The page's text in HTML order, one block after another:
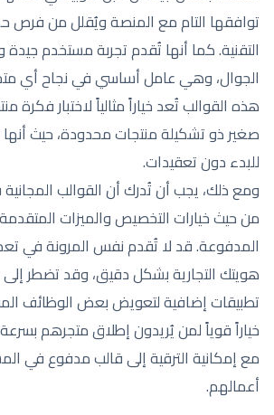
توافقها التام مع المنصة ويُقلل من فرص
التقنية. كما أنها تُقدم تجربة مستخدم
الجوال، وهي عامل أساسي في نجاح أي
هذه القوالب تُعد خياراً مثالياً لاختبار فكرة
صغير ذو تشكيلة منتجات محدودة، حيث
للبدء دون تعقيدات.
ومع ذلك، يجب أن تُدرك أن القوالب
من حيث خيارات التخصيص والميزات المتقدمة
المدفوعة. قد لا تُقدم نفس المرونة في
هويتك التجارية بشكل دقيق، وقد تضطر إلى
تطبيقات إضافية لتعويض بعض الوظائف
خياراً قوياً لمن يُريدون إطلاق متجرهم
مع إمكانية الترقية إلى قالب مدفوع في
أعمالهم.